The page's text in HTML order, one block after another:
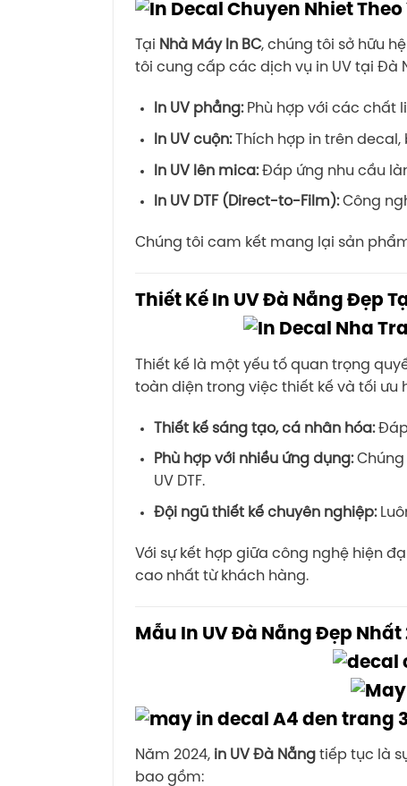
Tại Nhà Máy In BC, chúng tôi sở hữu
tôi cung cấp các dịch vụ in UV tại Đà
In UV phẳng:Phù hợp với các chất
In UV cuộn:Thích hợp in trên
In UV lên mica:Đáp ứng nhu cầu
In UV DTF (Direct-to-Film):Công
Chúng tôi cam kết mang lại sản
Thiết Kế In UV Đà Nẵng Đẹp
Thiết kế là một yếu tố quan trọng
toàn diện trong việc thiết kế và tối ưu
Thiết kế sáng tạo, cá nhân hóa:Đáp
Phù hợp với nhiều ứng dụng:Chúng
UV DTF.
Đội ngũ thiết kế chuyên nghiệp:
Với sự kết hợp giữa công nghệ hiện
cao nhất từ khách hàng.
Mẫu In UV Đà Nẵng Đẹp Nhất
Năm 2024, in UV Đà Nẵng tiếp tục là
bao gồm: